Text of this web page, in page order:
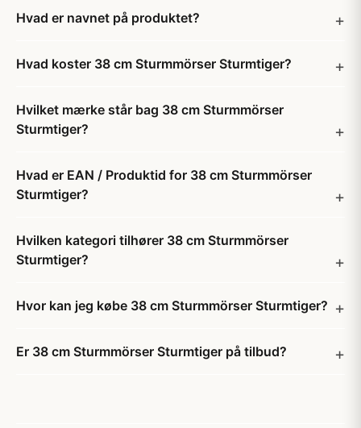
Hvad er navnet på produktet?
Hvad koster 38 cm Sturmmörser Sturmtiger?
Hvilket mærke står bag 38 cm Sturmmörser
Sturmtiger?
Hvad er EAN / Produktid for 38 cm Sturmmörser
Sturmtiger?
Hvilken kategori tilhører 38 cm Sturmmörser
Sturmtiger?
Hvor kan jeg købe 38 cm Sturmmörser Sturmtiger?
Er 38 cm Sturmmörser Sturmtiger på tilbud?